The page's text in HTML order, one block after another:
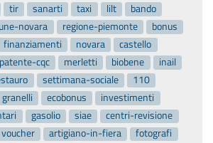
tir sanarti taxi lilt
bando
novara regione-piemonte
bonus
finanziamenti novara
castello
patente-cqc merletti biobene
inail
settimana-sociale
110
granelli ecobonus
investimenti
gasolio siae
centri-revisione
voucher artigiano-in-fiera
fotografi